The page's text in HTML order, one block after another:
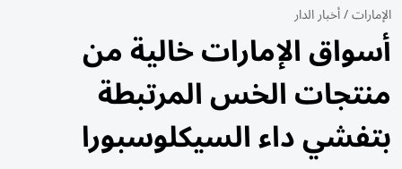
الإمارات/أخبار الدار
أسواق الإمارات خالية من
منتجات الخس المرتبطة
بتفشي داء السيكلوسبورا